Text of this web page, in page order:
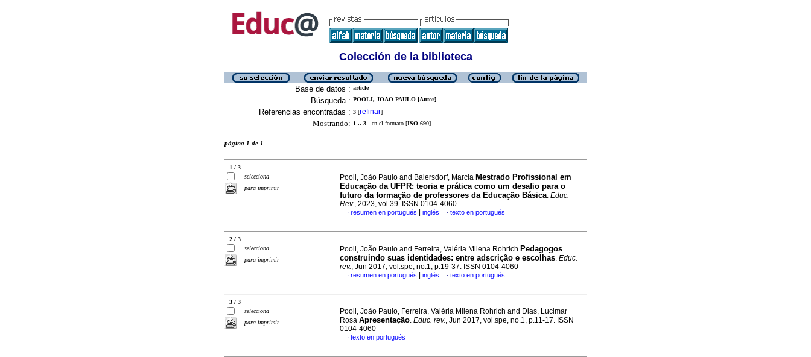
Colección de la biblioteca
Base de datos : article
Búsqueda : POOLI, JOAO PAULO [Autor]
Referencias encontradas : 3 [refinar]
Mostrando: 1 .. 3 en el formato [ISO 690]
página 1 de 1
1 / 3
selecciona
para imprimir
Pooli, João Paulo and Baiersdorf, Marcia Mestrado Profissional em
Educação da UFPR: teoria e prática como um desafio para o
futuro da formação de professores da Educação Básica. Educ.
Rev., 2023, vol.39. ISSN 0104-4060
· resumen en portugués inglés · texto en portugués
2 / 3
selecciona
para imprimir
Pooli, João Paulo and Ferreira, Valéria Milena Rohrich Pedagogos
construindo suas identidades: entre adscrição e escolhas. Educ.
rev., Jun 2017, vol.spe, no.1, p.19-37. ISSN 0104-4060
· resumen en portugués inglés · texto en portugués
3 / 3
selecciona
para imprimir
Pooli, João Paulo, Ferreira, Valéria Milena Rohrich and Dias, Lucimar
Rosa Apresentação. Educ. rev., Jun 2017, vol.spe, no.1, p.11-17. ISSN
0104-4060
· texto en portugués